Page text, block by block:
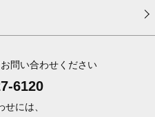
問い合わせください
6120
せには、